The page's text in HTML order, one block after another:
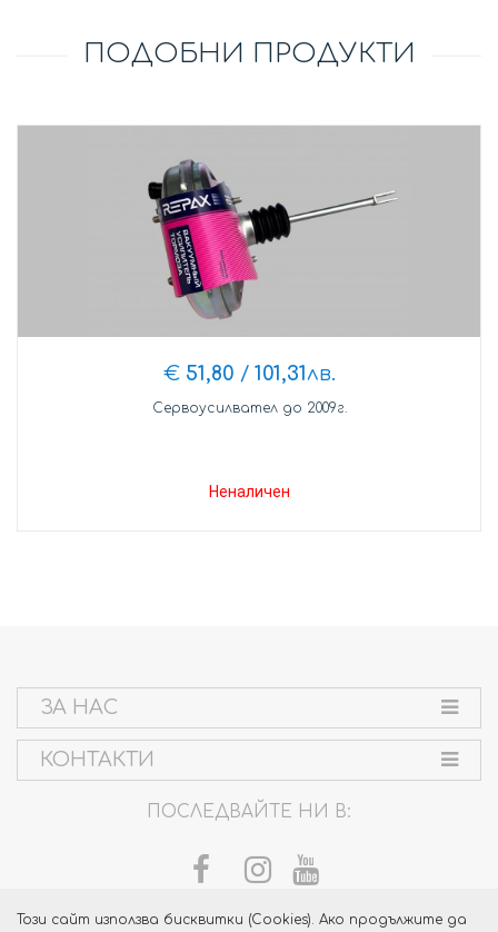
Този сайт използва бисквитки (Cookies). Ако продължите да
ПОДОБНИ ПРОДУКТИ
€ 51,80 / 101,31лв.
Сервоусилвател до 2009г.
Неналичен
ЗА НАС
КОНТАКТИ
ПОСЛЕДВАЙТЕ НИ В: